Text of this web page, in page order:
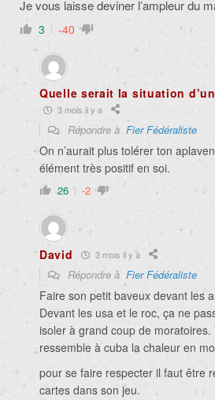
Je vous laisse deviner l’ampleur du
3 -40
Quelle serait la situation
3 mois il y a
Répondre à Fier Fédéraliste
On n’aurait plus tolérer ton
élément très positif en soi.
26 -2
David 3 mois il y a
Répondre à Fier Fédéraliste
Faire son petit baveux devant les
Devant les usa et le roc, ça ne
isoler à grand coup de moratoires.
ressemble à cuba la chaleur en
pour se faire respecter il faut être
cartes dans son jeu.